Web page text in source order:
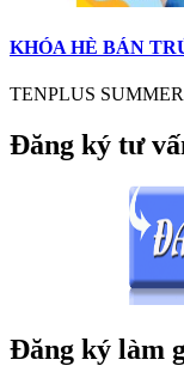
KHÓA HÈ BÁN
TENPLUS SUMMER
Đăng ký tư
Đăng ký làm